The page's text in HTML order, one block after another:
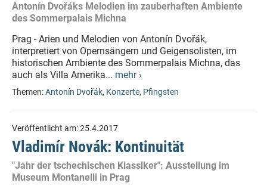
Antonín Dvořáks Melodien im zauberhaften Ambiente
des Sommerpalais Michna
Prag - Arien und Melodien von Antonín Dvořák,
interpretiert von Opernsängern und Geigensolisten, im
historischen Ambiente des Sommerpalais Michna, das
auch als Villa Amerika... mehr ›
Themen:Antonín Dvořák, Konzerte, Pfingsten
Veröffentlicht am:25.4.2017
Vladimír Novák: Kontinuität
"Jahr der tschechischen Klassiker": Ausstellung im
Museum Montanelli in Prag